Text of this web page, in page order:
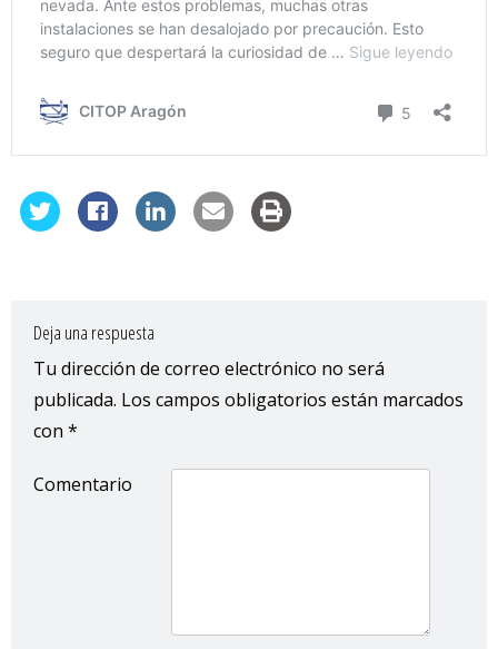
Deja una respuesta
Tu dirección de correo electrónico no será
publicada. Los campos obligatorios están marcados
con *
Comentario